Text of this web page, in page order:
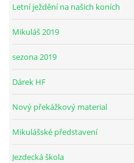
Letní ježdění na našich koních
Mikuláš 2019
sezona 2019
Dárek HF
Nový překážkový material
Mikulášské představení
Jezdecká škola